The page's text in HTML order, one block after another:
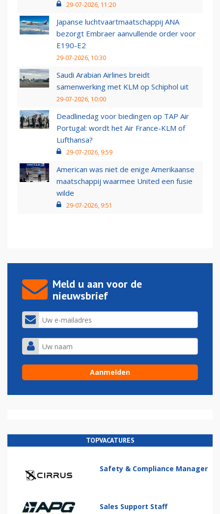
29-07-2026, 11:20
Japanse luchtvaartmaatschappij ANA
bezorgt Embraer aanvullende order voor
E190-E2
29-07-2026, 10:30
Saudi Arabian Airlines breidt
samenwerking met KLM op Schiphol uit
29-07-2026, 10:00
Deadlinedag voor biedingen op TAP Air
Portugal: wordt het Air France-KLM of
Lufthansa?
29-07-2026, 9:59
American was niet de enige Amerikaanse
maatschappij waarmee United een fusie
wilde
29-07-2026, 9:51
Meld u aan voor de
nieuwsbrief
TOPVACATURES
Safety & Compliance Manager
Sales Support Staff